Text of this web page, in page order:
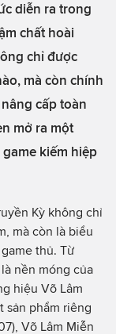
diễn ra trong
chất hoài
chỉ được
mà còn chính
cấp toàn
mở ra một
kiếm hiệp
Kỳ không chỉ
mà còn là biểu
thủ. Từ
nền móng của
hiệu Võ Lâm
sản phẩm riêng
Võ Lâm Miễn